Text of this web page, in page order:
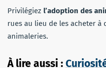
Privilégiez l’adoption des
rues au lieu de les acheter à
animaleries.
À lire aussi :